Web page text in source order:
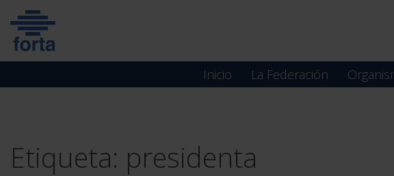
content
Inicio La Federación
Etiqueta: presidenta